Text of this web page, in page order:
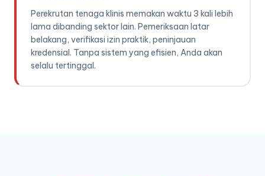
Perekrutan tenaga klinis memakan waktu 3 kali lebih
lama dibanding sektor lain. Pemeriksaan latar
belakang, verifikasi izin praktik, peninjauan
kredensial. Tanpa sistem yang efisien, Anda akan
selalu tertinggal.